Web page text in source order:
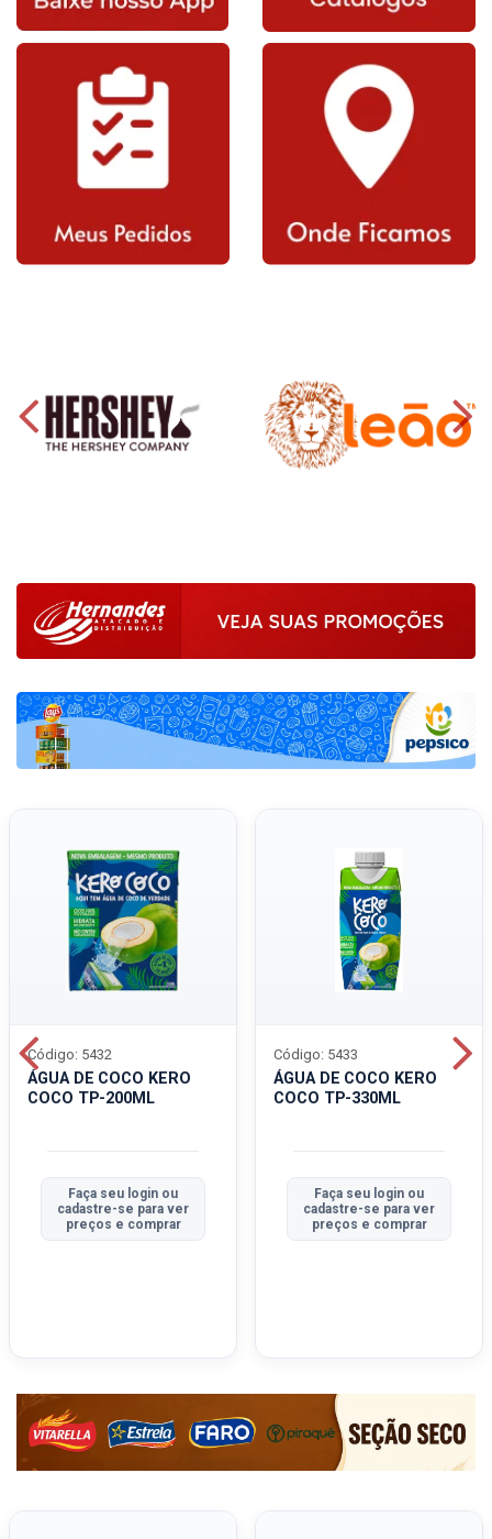
ÁGUA DE COCO KERO
COCO TP-200ML
Código: 5432
Faça seu login ou
cadastre-se para ver
preços e comprar
ÁGUA DE COCO KERO
COCO TP-330ML
Código: 5433
Faça seu login ou
cadastre-se para ver
preços e comprar